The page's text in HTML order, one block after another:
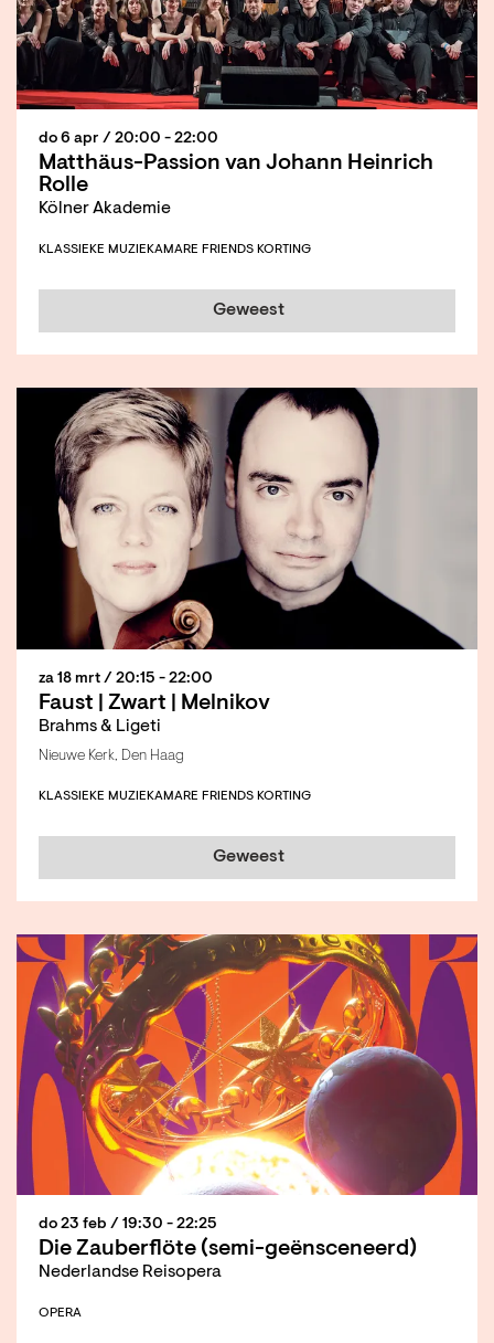
Matthäus-Passion van Johann Heinrich
Rolle
Kölner Akademie
do 6 apr / 20:00 - 22:00
KLASSIEKE MUZIEKAMARE FRIENDS KORTING
Geweest
Faust | Zwart | Melnikov
Brahms & Ligeti
za 18 mrt / 20:15 - 22:00
Nieuwe Kerk, Den Haag
KLASSIEKE MUZIEKAMARE FRIENDS KORTING
Geweest
Die Zauberflöte (semi-geënsceneerd)
Nederlandse Reisopera
do 23 feb / 19:30 - 22:25
OPERA